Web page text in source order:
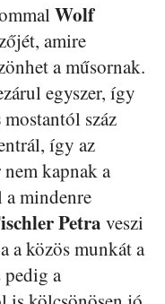
Wolf
amire
a műsornak.
egyszer, így
mostantól száz
így az
kapnak a
mindenre
Petra veszi
a közös munkát a
a